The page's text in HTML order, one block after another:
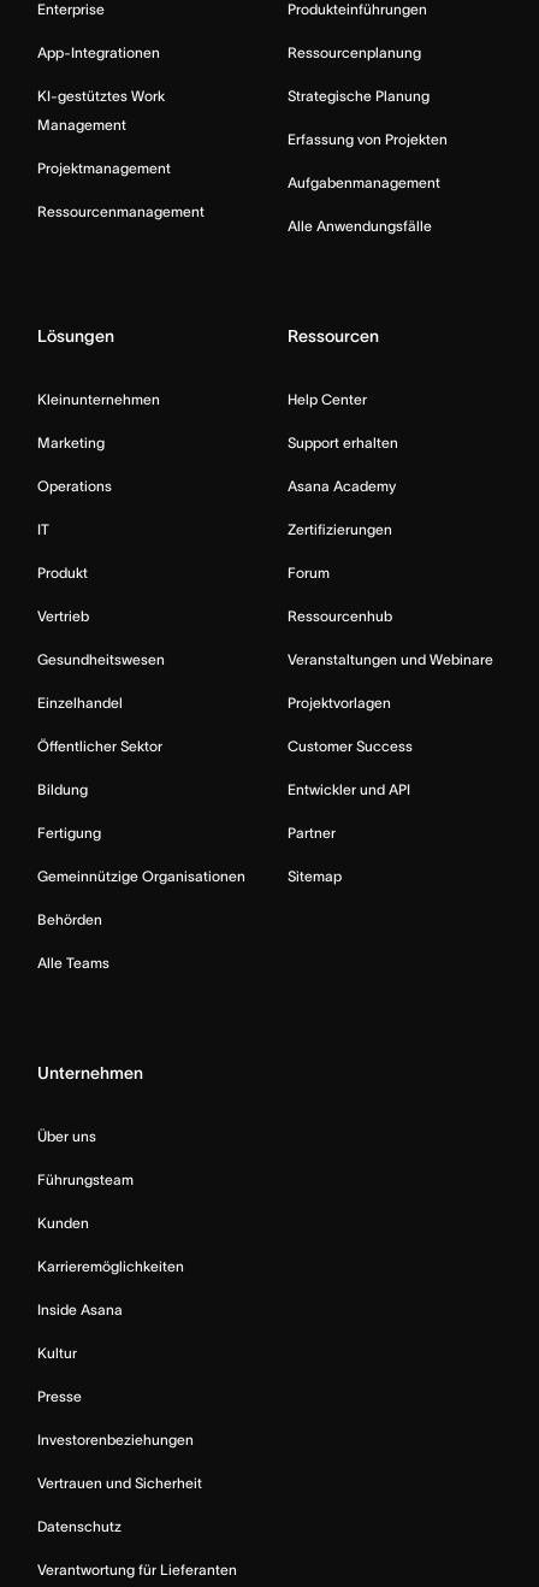
Enterprise
App-Integrationen
KI-gestütztes Work
Management
Projektmanagement
Ressourcenmanagement
Produkteinführungen
Ressourcenplanung
Strategische Planung
Erfassung von Projekten
Aufgabenmanagement
Alle Anwendungsfälle
Lösungen
Kleinunternehmen
Marketing
Operations
IT
Produkt
Vertrieb
Gesundheitswesen
Einzelhandel
Öffentlicher Sektor
Bildung
Fertigung
Gemeinnützige Organisationen
Behörden
Alle Teams
Ressourcen
Help Center
Support erhalten
Asana Academy
Zertifizierungen
Forum
Ressourcenhub
Veranstaltungen und Webinare
Projektvorlagen
Customer Success
Entwickler und API
Partner
Sitemap
Unternehmen
Über uns
Führungsteam
Kunden
Karrieremöglichkeiten
Inside Asana
Kultur
Presse
Investorenbeziehungen
Vertrauen und Sicherheit
Datenschutz
Verantwortung für Lieferanten